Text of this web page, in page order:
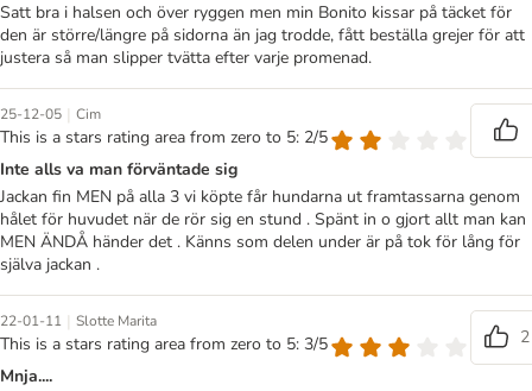
Satt bra i halsen och över ryggen men min Bonito kissar på täcket för
den är större/längre på sidorna än jag trodde, fått beställa grejer för att
justera så man slipper tvätta efter varje promenad.
25-12-05 | Cim
This is a stars rating area from zero to 5: 2/5
Inte alls va man förväntade sig
Jackan fin MEN på alla 3 vi köpte får hundarna ut framtassarna genom
hålet för huvudet när de rör sig en stund . Spänt in o gjort allt man kan
MEN ÄNDÅ händer det . Känns som delen under är på tok för lång för
själva jackan .
22-01-11 | Slotte Marita
This is a stars rating area from zero to 5: 3/5
2
Mnja....